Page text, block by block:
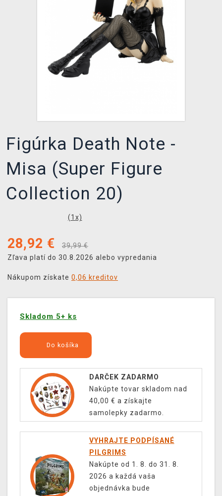
Figúrka Death Note -
Misa (Super Figure
Collection 20)
(1 x)
28,92 €
39,99 €
Zľava platí do 30.8.2026 alebo vypredania
Nákupom získate 0,06 kreditov
Skladom 5+ ks
Do košíka
DARČEK ZADARMO
Nakúpte tovar skladom nad
40,00 € a získajte
samolepky zadarmo.
VYHRAJTE PODPÍSANÉ
PILGRIMS
Nakúpte od 1. 8. do 31. 8.
2026 a každá vaša
objednávka bude